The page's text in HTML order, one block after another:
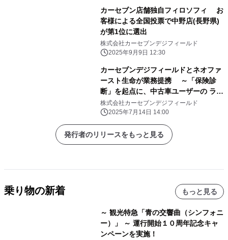
カーセブン店舗独自フィロソフィ お
客様による全国投票で中野店(長野県)
が第1位に選出
株式会社カーセブンデジフィールド
2025年9月9日 12:30
カーセブンデジフィールドとネオファ
ースト生命が業務提携 ～「保険診
断」を起点に、中古車ユーザーの ライ
フプラン最適化を支援～
株式会社カーセブンデジフィールド
2025年7月14日 14:00
発行者のリリースをもっと見る
乗り物の新着 もっと見る
～ 観光特急「青の交響曲（シンフォニ
ー）」 ～ 運行開始１０周年記念キャ
ンペーンを実施！